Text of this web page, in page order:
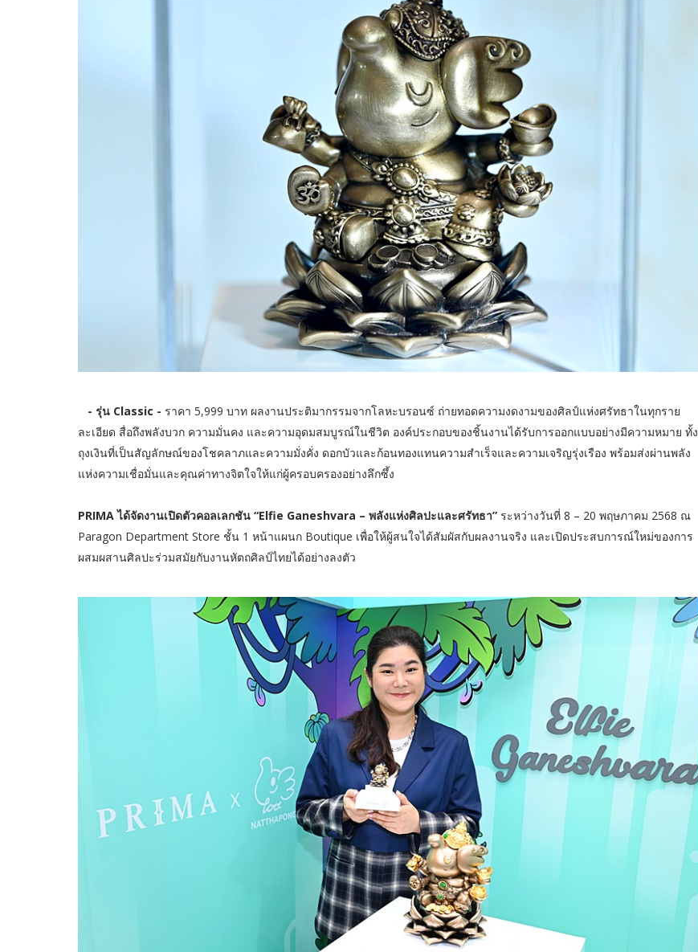
- รุ่น Classic - ราคา 5,999 บาท ผลงานประติมากรรมจากโลหะบรอนซ์ ถ่ายทอดความงดงามของศิลป์แห่งศรัทธาในทุกราย
ละเอียด สื่อถึงพลังบวก ความมั่นคง และความอุดมสมบูรณ์ในชีวิต องค์ประกอบของชิ้นงานได้รับการออกแบบอย่างมีความหมาย ทั้ง
ถุงเงินที่เป็นสัญลักษณ์ของโชคลาภและความมั่งคั่ง ดอกบัวและก้อนทองแทนความสำเร็จและความเจริญรุ่งเรือง พร้อมส่งผ่านพลัง
แห่งความเชื่อมั่นและคุณค่าทางจิตใจให้แก่ผู้ครอบครองอย่างลึกซึ้ง
PRIMA ได้จัดงานเปิดตัวคอลเลกชัน “Elfie Ganeshvara – พลังแห่งศิลปะและศรัทธา” ระหว่างวันที่ 8 – 20 พฤษภาคม 2568 ณ
Paragon Department Store ชั้น 1 หน้าแผนก Boutique เพื่อให้ผู้สนใจได้สัมผัสกับผลงานจริง และเปิดประสบการณ์ใหม่ของการ
ผสมผสานศิลปะร่วมสมัยกับงานหัตถศิลป์ไทยได้อย่างลงตัว